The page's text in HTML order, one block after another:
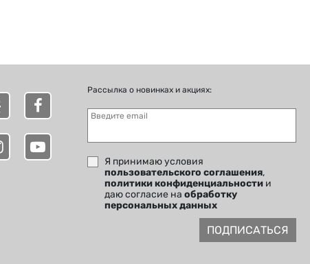
Рассылка о новинках и акциях:
Введите email
Я принимаю условия
пользовательского соглашения,
политики конфиденциальности и
даю согласие наобработку
персональных данных
ПОДПИСАТЬСЯ